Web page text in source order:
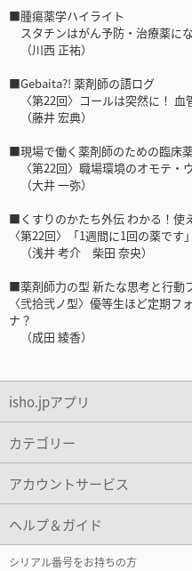
■腫瘍薬学ハイライト
スタチンはがん予防・治療薬に
（川西 正祐）
■Gebaita?! 薬剤師の語ログ
〈第22回〉コールは突然に！ 血
（藤井 宏典）
■現場で働く薬剤師のための臨床
〈第22回〉職場環境のオモテ・
（大井 一弥）
■くすりのかたち外伝 わかる！使
〈第22回〉「1週間に1回の薬です」
（浅井 考介 柴田 奈央）
■薬剤師力の型 新たな思考と行動
〈弐拾弐ノ型〉優等生ほど定期フ
ナ？
（成田 綾香）
isho.jpアプリ
カテゴリー
アカウントサービス
ヘルプ＆ガイド
シリアル番号をお持ちの方